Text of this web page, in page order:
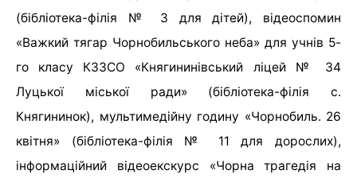
(бібліотека-філія № 3 для дітей), відеоспомин
«Важкий тягар Чорнобильського неба» для учнів 5-
го класу КЗЗСО «Княгининівський ліцей № 34
Луцької міської ради» (бібліотека-філія с.
Княгининок), мультимедійну годину «Чорнобиль. 26
квітня» (бібліотека-філія № 11 для дорослих),
інформаційний відеоекскурс «Чорна трагедія на